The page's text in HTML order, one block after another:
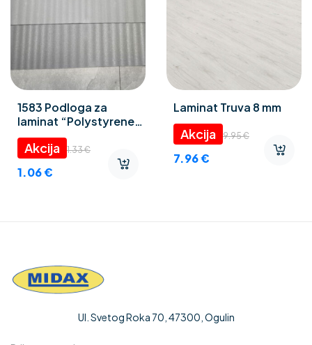
1583 Podloga za
laminat “Polystyrene
foam” 3 mm
1.33€
1.06€
Laminat Truva 8 mm
9.95€
7.96€
Ul. Svetog Roka 70, 47300, Ogulin